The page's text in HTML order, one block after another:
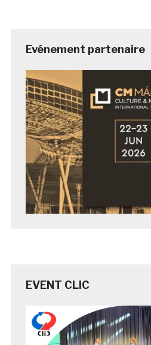
Evénement partenaire
EVENT CLIC